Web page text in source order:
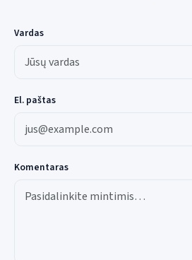
Vardas
El. paštas
Komentaras